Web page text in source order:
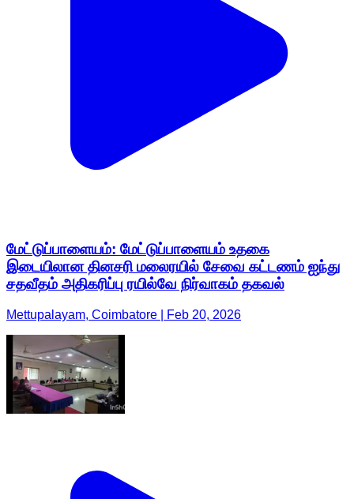
மேட்டுப்பாளையம்: மேட்டுப்பாளையம் உதகை
இடையிலான தினசரி மலைரயில் சேவை கட்டணம் ஐந்து
சதவீதம் அதிகரிப்பு ரயில்வே நிர்வாகம் தகவல்
Mettupalayam, Coimbatore | Feb 20, 2026